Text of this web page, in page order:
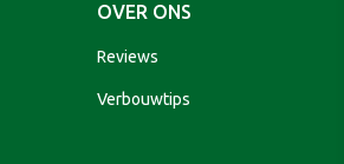
OVER ONS
Reviews
Verbouwtips